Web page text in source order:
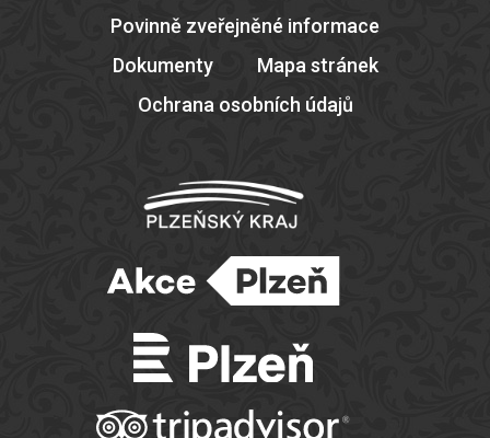
Povinně zveřejněné informace
Dokumenty
Mapa stránek
Ochrana osobních údajů